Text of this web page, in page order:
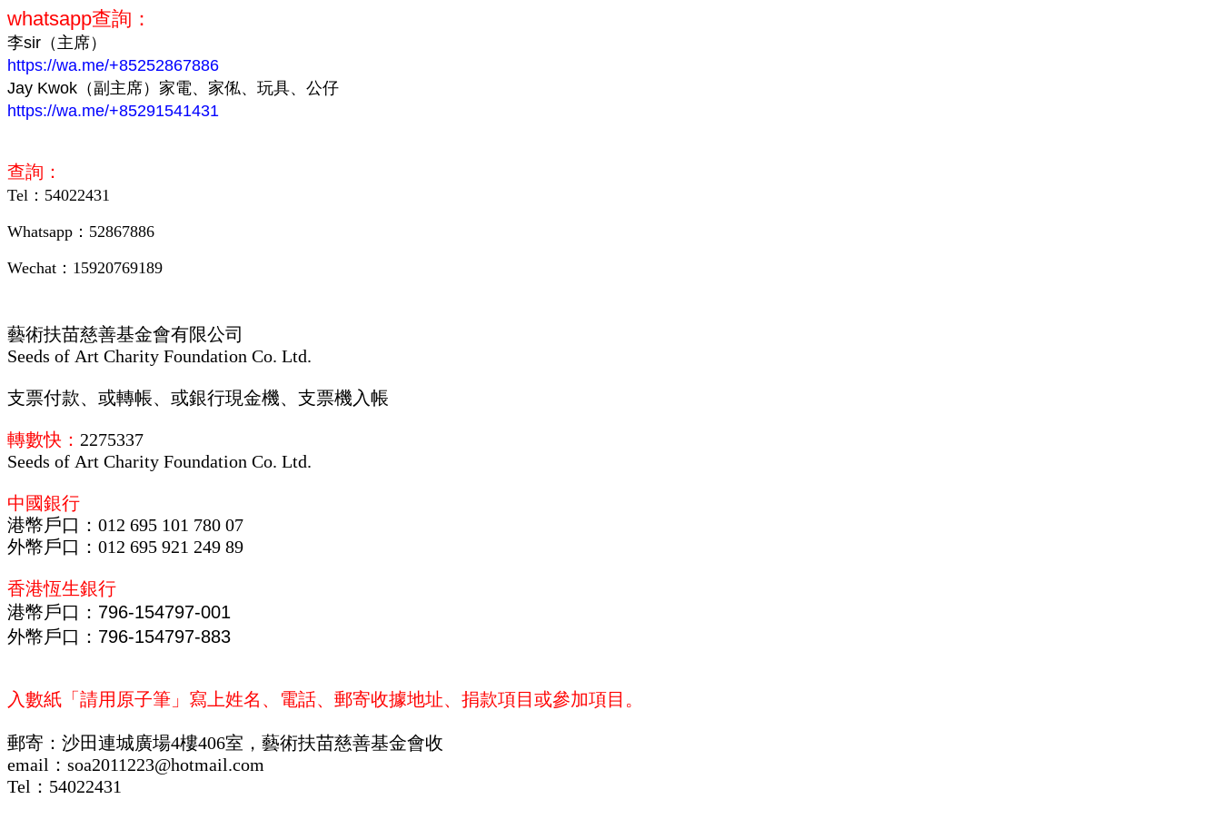
whatsapp查詢：
李sir（主席）
https://wa.me/+85252867886
Jay Kwok（副主席）家電、家俬、玩具、公仔
https://wa.me/+85291541431
查詢：
Tel：54022431
Whatsapp：52867886
Wechat：15920769189
藝術扶苗慈善基金會有限公司
Seeds of Art Charity Foundation Co. Ltd.
支票付款、或轉帳、或銀行現金機、支票機入帳
轉數快： 2275337
Seeds of Art Charity Foundation Co. Ltd.
中國銀行
港幣戶口：012 695 101 780 07
外幣戶口：012 695 921 249 89
香港恆生銀行
港幣戶口：796-154797-001
外幣戶口：796-154797-883
入數紙「請用原子筆」寫上姓名、電話、郵寄收據地址、捐款項目或參加項目。
郵寄：沙田連城廣場4樓406室，藝術扶苗慈善基金會收
email： soa2011223@hotmail.com
Tel：54022431